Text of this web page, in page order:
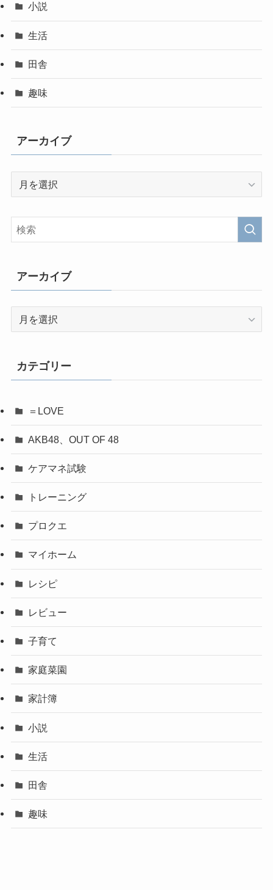
小説
生活
田舎
趣味
アーカイブ
イ
ブ
アーカイブ
ブ
カテゴリー
＝LOVE
AKB48、OUT OF 48
ケアマネ試験
トレーニング
プロクエ
マイホーム
レシピ
レビュー
子育て
家庭菜園
家計簿
小説
生活
田舎
趣味